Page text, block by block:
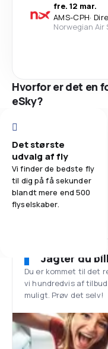
fre. 12 mar.
AMS-CPH·
Norwegian Air
Hvorfor er det en
eSky?
Det største
udvalg af fly
Vi finder de bedste fly
til dig på få sekunder
blandt mere end 500
flyselskaber.
Jagter du
Du er kommet til det
vi hundredvis af
muligt. Prøv det selv!